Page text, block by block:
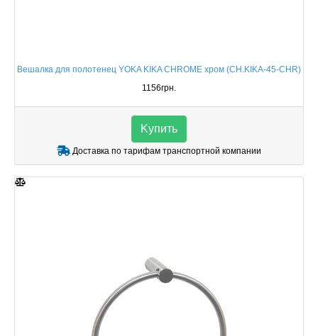
Вешалка для полотенец YOKA KIKA CHROME хром (CH.KIKA-45-CHR)
1156грн.
Kупить
Доставка по тарифам транспортной компании